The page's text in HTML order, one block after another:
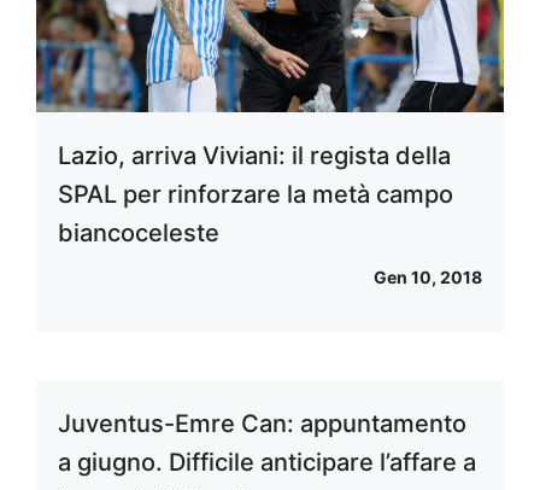
Lazio, arriva Viviani: il regista della
SPAL per rinforzare la metà campo
biancoceleste
Gen 10, 2018
Juventus-Emre Can: appuntamento
a giugno. Difficile anticipare l’affare a